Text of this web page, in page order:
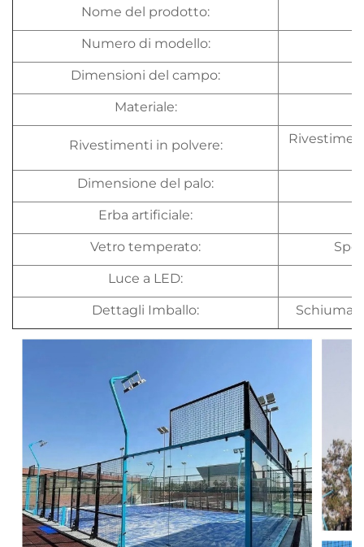
Nome del prodotto:
Numero di modello:
Dimensioni del campo:
Materiale:
Rivestimenti in polvere:
Dimensione del palo:
Erba artificiale:
Vetro temperato:
Luce a LED:
Dettagli Imballo: Schiuma